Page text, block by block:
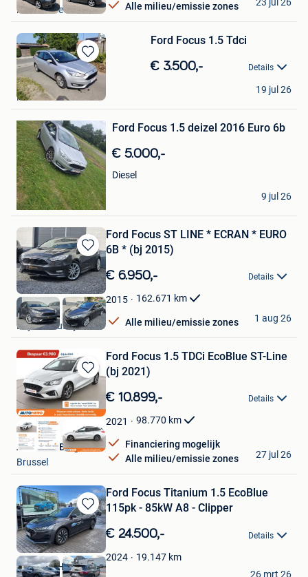
Alle milieu/emissie zones
Knesselare
Bewaren
in
Mijn
Favorieten
Ford Focus 1.5 Tdci
€ 3.500,- Details
Olivier
Heuvelland
19 jul 26
Bewaren
Mijn
Favorieten
Ford Focus 1.5 deizel 2016 Euro 6b
€ 5.000,-
Diesel
Salah
Wilrijk
9 jul 26
Bewaren
in
Mijn
Favorieten
Ford Focus ST LINE * ECRAN * EURO
6B * (bj 2015)
€ 6.950,- Details
2015 162.671 km
Alle milieu/emissie zones
M-Cars
Beyne-Heusay
1 aug 26
Bewaren
in
Mijn
Favorieten
Ford Focus 1.5 TDCi EcoBlue ST-Line
(bj 2021)
€ 10.899,- Details
2021 98.770 km
Financiering mogelijk
Alle milieu/emissie zones
Autohero België
Brussel
27 jul 26
Bewaren
in
Mijn
Favorieten
Ford Focus Titanium 1.5 EcoBlue
115pk - 85kW A8 - Clipper
€ 24.500,- Details
2024 19.147 km
Feyaerts Haacht
26 mrt 26